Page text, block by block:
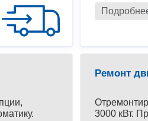
Ремонт
3000 кВт.